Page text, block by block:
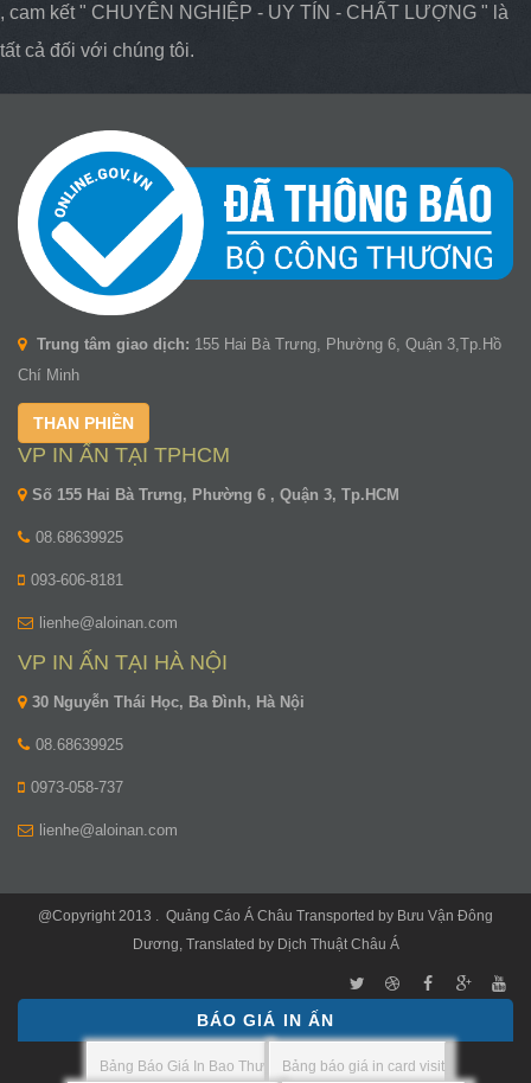
, cam kết " CHUYÊN NGHIỆP - UY TÍN - CHẤT LƯỢNG " là
tất cả đối với chúng tôi.
Trung tâm giao dịch: 155 Hai Bà Trưng, Phường 6, Quận 3,Tp.Hồ
Chí Minh
THAN PHIỀN
VP IN ẤN TẠI TPHCM
Số 155 Hai Bà Trưng, Phường 6 , Quận 3, Tp.HCM
08.68639925
093-606-8181
lienhe@aloinan.com
VP IN ẤN TẠI HÀ NỘI
30 Nguyễn Thái Học, Ba Đình, Hà Nội
08.68639925
0973-058-737
lienhe@aloinan.com
@Copyright 2013 . Quảng Cáo Á Châu Transported by Bưu Vận Đông
Dương, Translated by Dịch Thuật Châu Á
BÁO GIÁ IN ẤN
Bảng Báo Giá In Bao Thư Bảng báo giá in card visit